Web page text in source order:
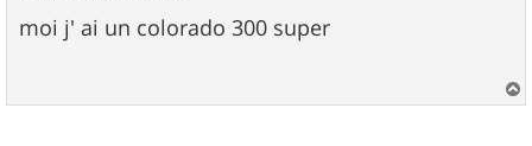
s
s
e
moi j' ai un colorado 300 super
a